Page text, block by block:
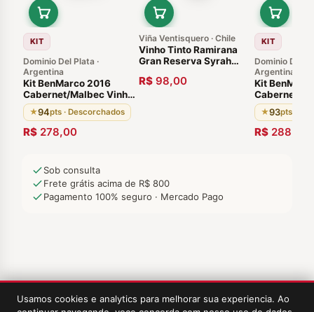
KIT
Dominio Del Plata ·
Argentina
Kit BenMarco 2016
Cabernet/Malbec Vinho
Argentino Susana Balbo
(Vinho da Argentina 94
Pontos, 11 meses em
barricas de carvalho
★94pts · Descorchados
R$ 278,00
Viña Ventisquero · Chile
Vinho Tinto Ramirana
Gran Reserva Syrah
R$ 98,00
KIT
Dominio Del
Argentina
Kit
Cabernet/
Argentino
- 2 Garrafas
★93pts ·
R$ 288,80
Sob consulta
Frete grátis acima de R$ 800
Pagamento 100% seguro · Mercado Pago
Usamos cookies e analytics para melhorar sua experiencia. Ao